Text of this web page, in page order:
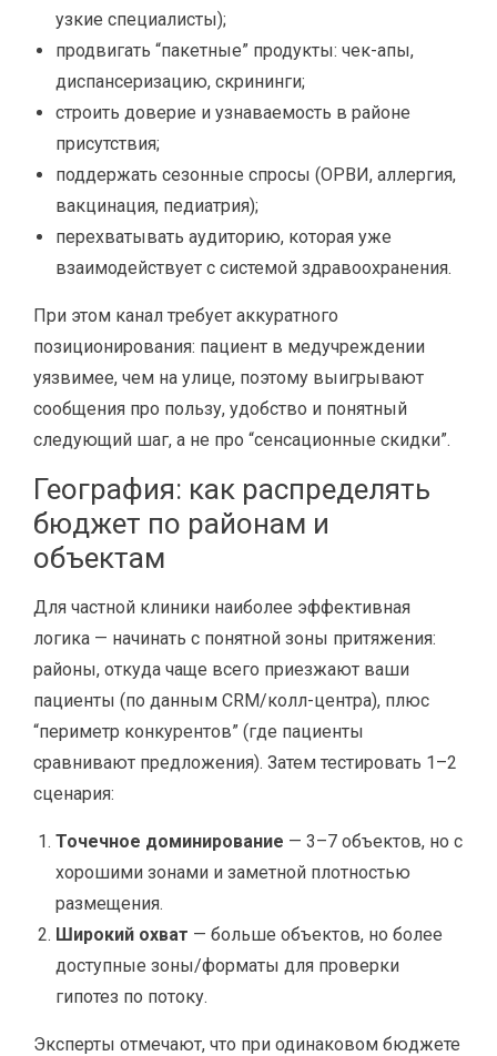
узкие специалисты);
продвигать “пакетные” продукты: чек-апы,
диспансеризацию, скрининги;
строить доверие и узнаваемость в районе
присутствия;
поддержать сезонные спросы (ОРВИ, аллергия,
вакцинация, педиатрия);
перехватывать аудиторию, которая уже
взаимодействует с системой здравоохранения.
При этом канал требует аккуратного
позиционирования: пациент в медучреждении
уязвимее, чем на улице, поэтому выигрывают
сообщения про пользу, удобство и понятный
следующий шаг, а не про “сенсационные скидки”.
География: как распределять
бюджет по районам и
объектам
Для частной клиники наиболее эффективная
логика — начинать с понятной зоны притяжения:
районы, откуда чаще всего приезжают ваши
пациенты (по данным CRM/колл-центра), плюс
“периметр конкурентов” (где пациенты
сравнивают предложения). Затем тестировать 1–2
сценария:
Точечное доминирование — 3–7 объектов, но с
хорошими зонами и заметной плотностью
размещения.
Широкий охват — больше объектов, но более
доступные зоны/форматы для проверки
гипотез по потоку.
Эксперты отмечают, что при одинаковом бюджете